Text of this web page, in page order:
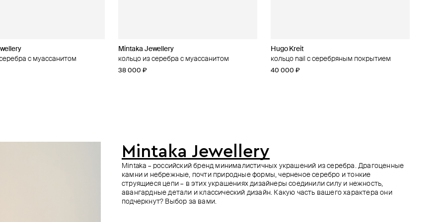
с муассанитом
Mintaka Jewellery
кольцо из серебра с муассанитом
38 000 ₽
Hugo Kreit
кольцо nail с серебряным покрытием
40 000 ₽
с серебряным
line
Mintaka Jewellery
кольцо mintaka из серебра
52 000 ₽
Camille Surault
кольцо из серебра charlotte
14 950 ₽
cross
CROSS
кольцо из серебра cross
30 000 ₽
Camille Surault
кольцо из серебра loop
15 350 ₽
cross
Mintaka Jewellery
колье-стрелка из серебра
48 000 ₽
Mintaka Jewellery
браслет из серебра с муассанитом
48 000 ₽
Mintaka Jewellery
Mintaka – российский бренд минималистичных украшений из серебра. Драгоценные
камни и небрежные, почти природные формы, черненое серебро и тонкие
струящиеся цепи – в этих украшениях дизайнеры соединили силу и нежность,
авангардные детали и классический дизайн. Какую часть вашего характера они
подчеркнут? Выбор за вами.